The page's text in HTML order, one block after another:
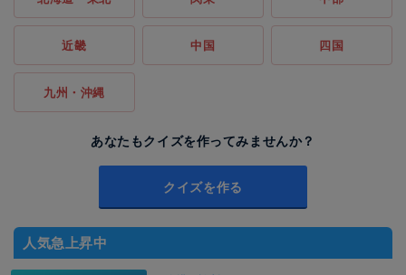
近畿 中国 四国
九州・沖縄
あなたもクイズを作ってみませんか？
クイズを作る
人気急上昇中